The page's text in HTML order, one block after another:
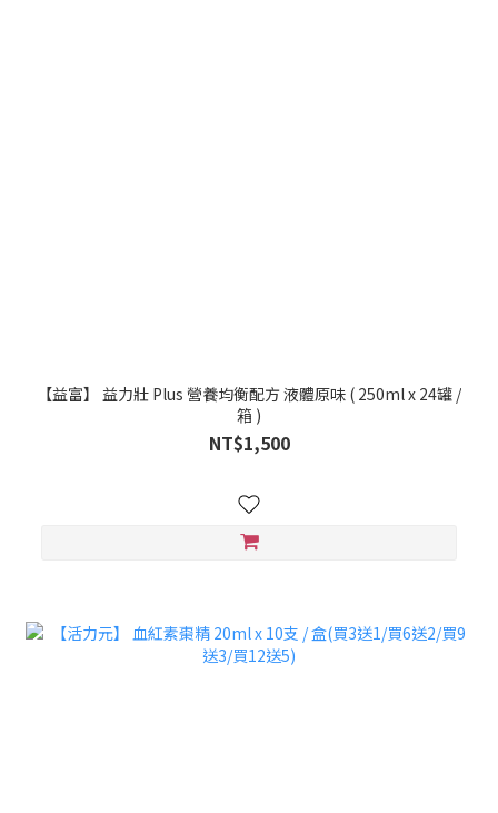
【益富】 益力壯 Plus 營養均衡配方 液體原味 ( 250ml x 24罐 /
箱 )
NT$1,500